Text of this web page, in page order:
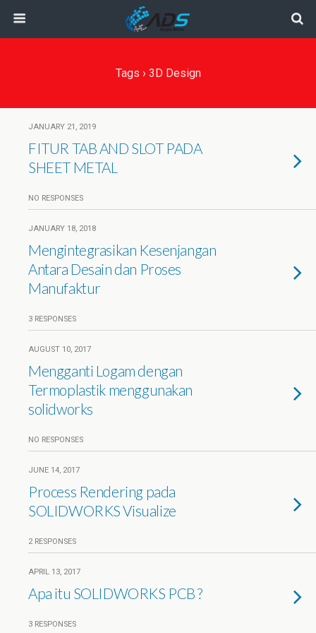
Tags › 3D Design
JANUARY 21, 2019
FITUR TAB AND SLOT PADA
SHEET METAL
NO RESPONSES
JANUARY 18, 2018
Mengintegrasikan Kesenjangan
Antara Desain dan Proses
Manufaktur
3 RESPONSES
AUGUST 10, 2017
Mengganti Logam dengan
Termoplastik menggunakan
solidworks
NO RESPONSES
JUNE 14, 2017
Process Rendering pada
SOLIDWORKS Visualize
2 RESPONSES
APRIL 13, 2017
Apa itu SOLIDWORKS PCB ?
3 RESPONSES